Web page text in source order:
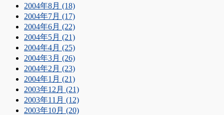
2004年8月 (18)
2004年7月 (17)
2004年6月 (22)
2004年5月 (21)
2004年4月 (25)
2004年3月 (26)
2004年2月 (23)
2004年1月 (21)
2003年12月 (21)
2003年11月 (12)
2003年10月 (20)